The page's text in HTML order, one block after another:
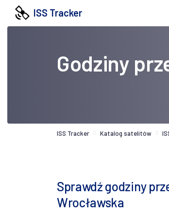
ISS Tracker
Godziny
ISS Tracker Katalog satelitów
Sprawdź godziny
Wrocławska